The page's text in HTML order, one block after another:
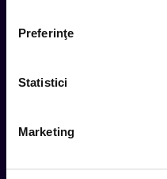
Preferinţe
Statistici
Marketing
Metode plata
Magazine partenere
Termeni si Conditii